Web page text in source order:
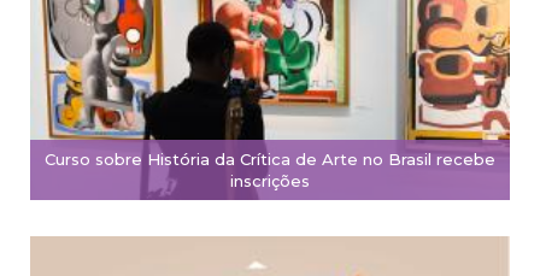
Curso sobre História da Crítica de Arte no Brasil recebe
inscrições